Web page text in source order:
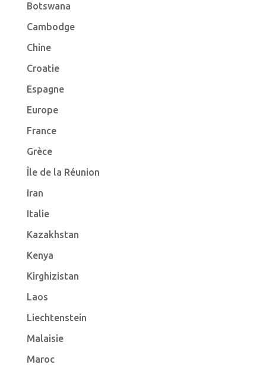
Botswana
Cambodge
Chine
Croatie
Espagne
Europe
France
Grèce
Île de la Réunion
Iran
Italie
Kazakhstan
Kenya
Kirghizistan
Laos
Liechtenstein
Malaisie
Maroc